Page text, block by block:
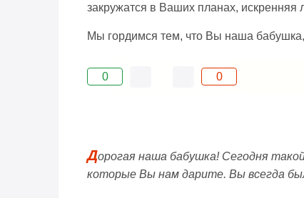
закружатся в Ваших планах, искренняя
Мы гордимся тем, что Вы наша
0 0
Дорогая наша бабушка! Сегодня
которые Вы нам дарите. Вы всегда